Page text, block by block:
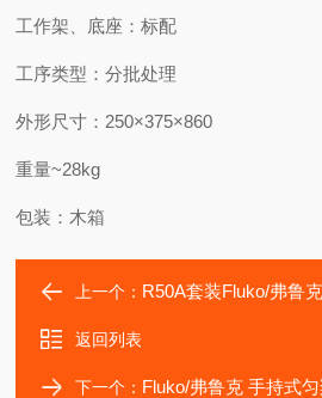
工作架、底座：标配
工序类型：分批处理
外形尺寸： 250×375×860
重量~28kg
包装： 木箱
上一个： R50A套装Fluko/弗鲁克
返回列表
下一个： Fluko/弗鲁克 手持式